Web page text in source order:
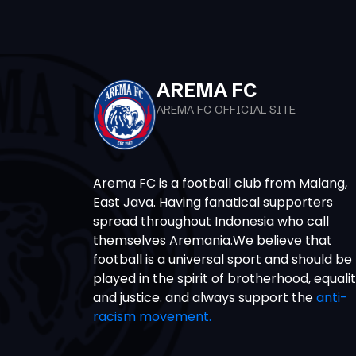
AREMA FC
AREMA FC OFFICIAL SITE
Arema FC is a football club from Malang,
East Java. Having fanatical supporters
spread throughout Indonesia who call
themselves Aremania.We believe that
football is a universal sport and should be
played in the spirit of brotherhood,
and justice. and always support theanti-
racism movement.